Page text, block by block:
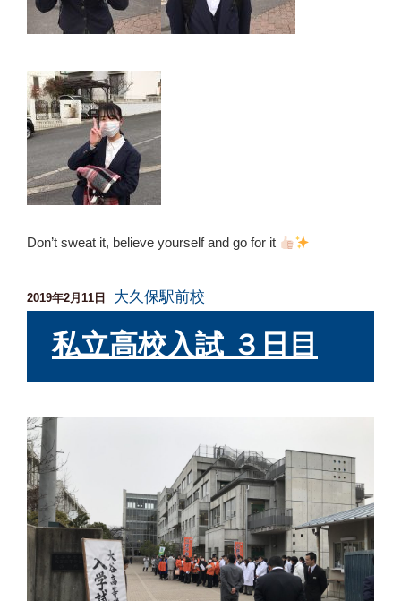
Don’t sweat it, believe yourself and go for it
投
2019年2月11日 大久保駅前校
私立高校入試 ３日目